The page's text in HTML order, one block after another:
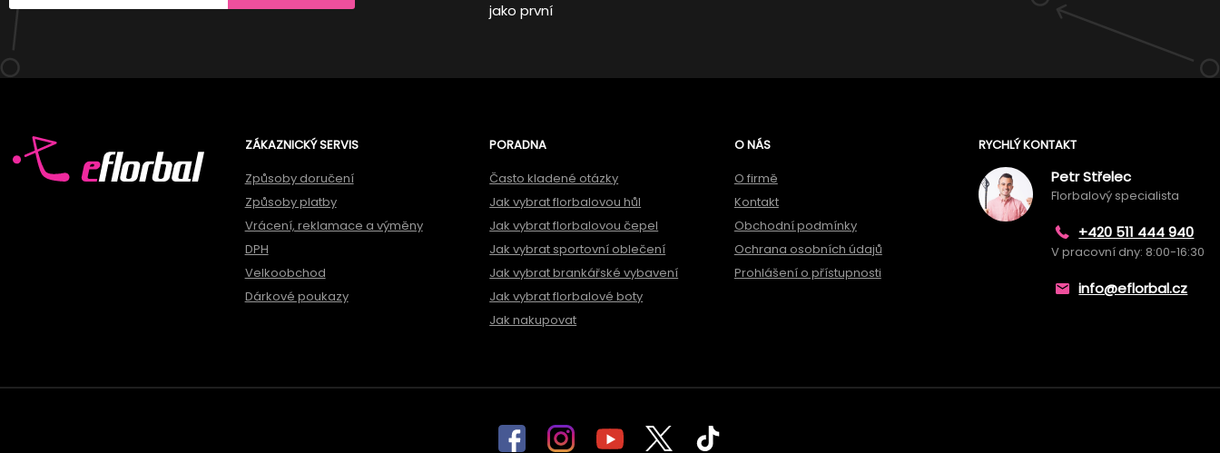
jako první
ZÁKAZNICKÝ SERVIS
Způsoby doručení
Způsoby platby
Vrácení, reklamace a výměny
DPH
Velkoobchod
Dárkové poukazy
PORADNA
Často kladené otázky
Jak vybrat florbalovou hůl
Jak vybrat florbalovou čepel
Jak vybrat sportovní oblečení
Jak vybrat brankářské vybavení
Jak vybrat florbalové boty
Jak nakupovat
O NÁS
O firmě
Kontakt
Obchodní podmínky
Ochrana osobních údajů
Prohlášení o přístupnosti
RYCHLÝ KONTAKT
Petr Střelec
Florbalový specialista
+420 511 444 940
V pracovní dny: 8:00-16:30
info@eflorbal.cz